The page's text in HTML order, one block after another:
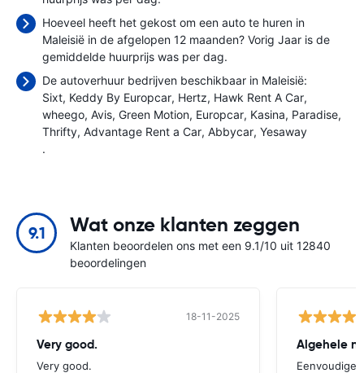
Hoeveel heeft het gekost om een auto te huren in
Maleisië in de afgelopen 12 maanden? Vorig Jaar is de
gemiddelde huurprijs was per dag.
De autoverhuur bedrijven beschikbaar in Maleisië:
Sixt Keddy By Europcar Hertz Hawk Rent A Car
wheego Avis Green Motion Europcar Kasina Paradise
Thrifty Advantage Rent a Car Abbycar Yesaway
.
9.1 Wat onze klanten zeggen
Klanten beoordelen ons met een 9.1/10 uit 12840
beoordelingen
18-11-2025
Very good.
Very good.
Algehele
Eenvoudige